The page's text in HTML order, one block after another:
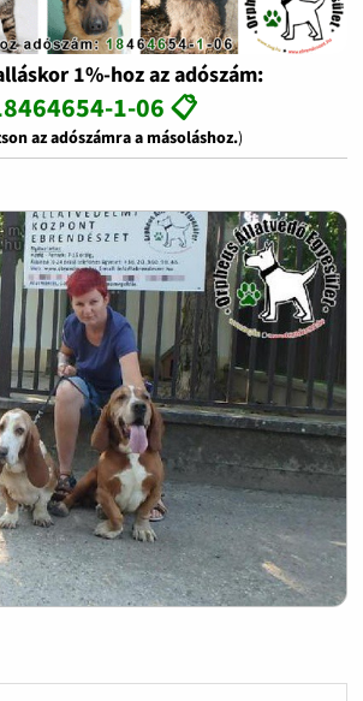
1%-hoz az adószám:
1-06 📋
az adószámra a másoláshoz.)